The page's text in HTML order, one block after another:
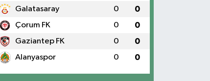
Galatasaray 0 0
Çorum FK 0 0
Gaziantep FK 0 0
Alanyaspor 0 0